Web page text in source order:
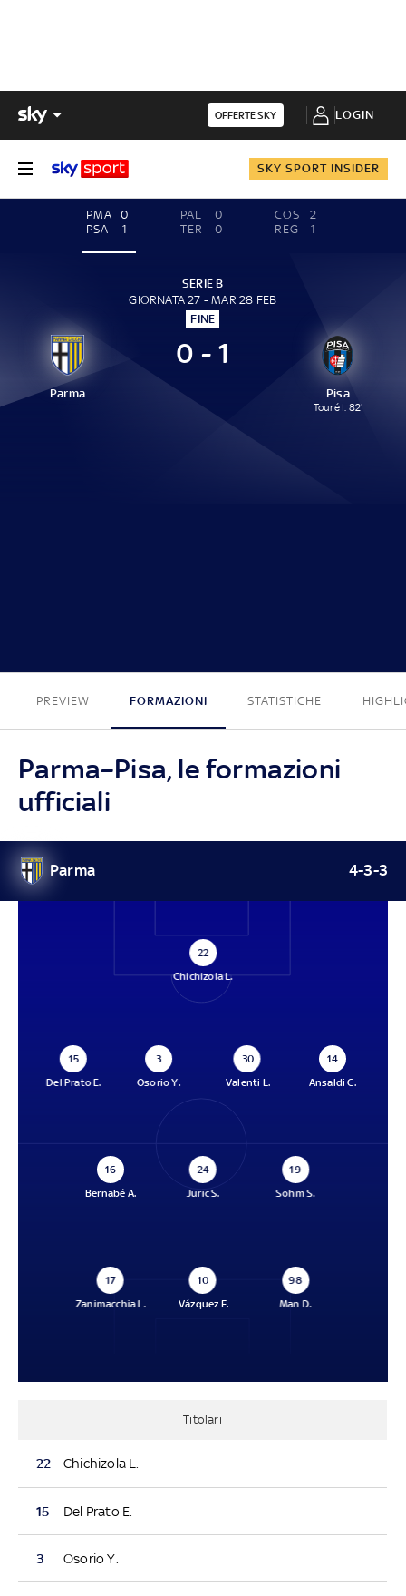
OFFERTE SKY LOGIN
SKY SPORT INSIDER
PMA
0
PSA
1
PAL
0
TER
0
COS
2
REG
1
SERIE B
GIORNATA 27 - MAR 28 FEB
FINE
Parma
0 - 1
Pisa
Touré I. 82'
PREVIEW FORMAZIONI STATISTICHE
Parma–Pisa, le formazioni
ufficiali
Parma 4-3-3
22
Chichizola L.
15
Del Prato E.
3
Osorio Y.
30
Valenti L.
14
Ansaldi C.
16
Bernabé A.
24
Juric S.
19
Sohm S.
17
Zanimacchia L.
10
Vázquez F.
98
Man D.
Titolari
22 Chichizola L.
15 Del Prato E.
3 Osorio Y.